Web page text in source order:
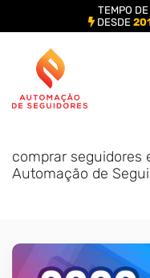
content
comprar seguidores
Automação de
TEMPO
DESDE